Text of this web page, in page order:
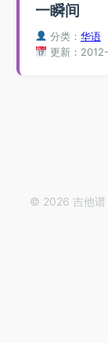
一瞬间
分类：华语
更新：
© 2026 吉他谱